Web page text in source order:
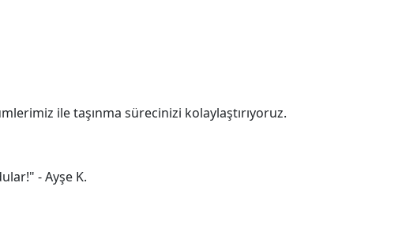
ile taşınma sürecinizi kolaylaştırıyoruz.
- Ayşe K.